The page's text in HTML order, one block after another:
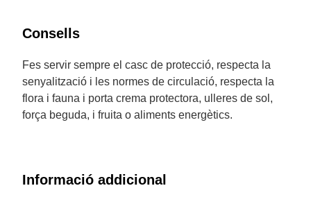
Consells
Fes servir sempre el casc de protecció, respecta la
senyalització i les normes de circulació, respecta la
flora i fauna i porta crema protectora, ulleres de sol,
força beguda, i fruita o aliments energètics.
Informació addicional